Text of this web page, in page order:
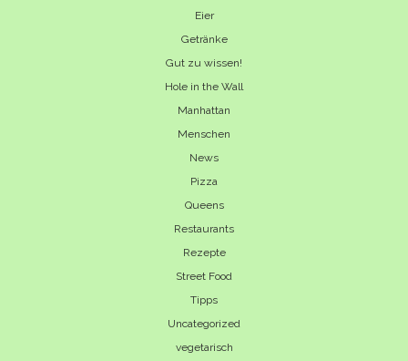
Eier
Getränke
Gut zu wissen!
Hole in the Wall
Manhattan
Menschen
News
Pizza
Queens
Restaurants
Rezepte
Street Food
Tipps
Uncategorized
vegetarisch